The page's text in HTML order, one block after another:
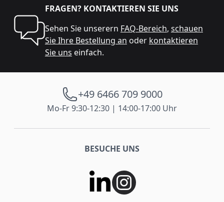
FRAGEN? KONTAKTIEREN SIE UNS
Sehen Sie unserern FAQ-Bereich, schauen
Sie Ihre Bestellung an oder kontaktieren
Sie uns einfach.
+49 6466 709 9000
Mo-Fr 9:30-12:30 | 14:00-17:00 Uhr
BESUCHE UNS